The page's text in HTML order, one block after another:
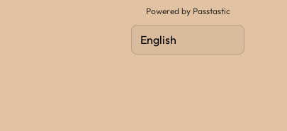
Powered by Passtastic